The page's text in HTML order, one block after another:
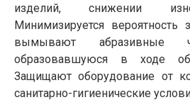
изделий, снижении
Минимизируется
вымывают абразивные
образовавшуюся в ходе
Защищают оборудование от
санитарно-гигиенические